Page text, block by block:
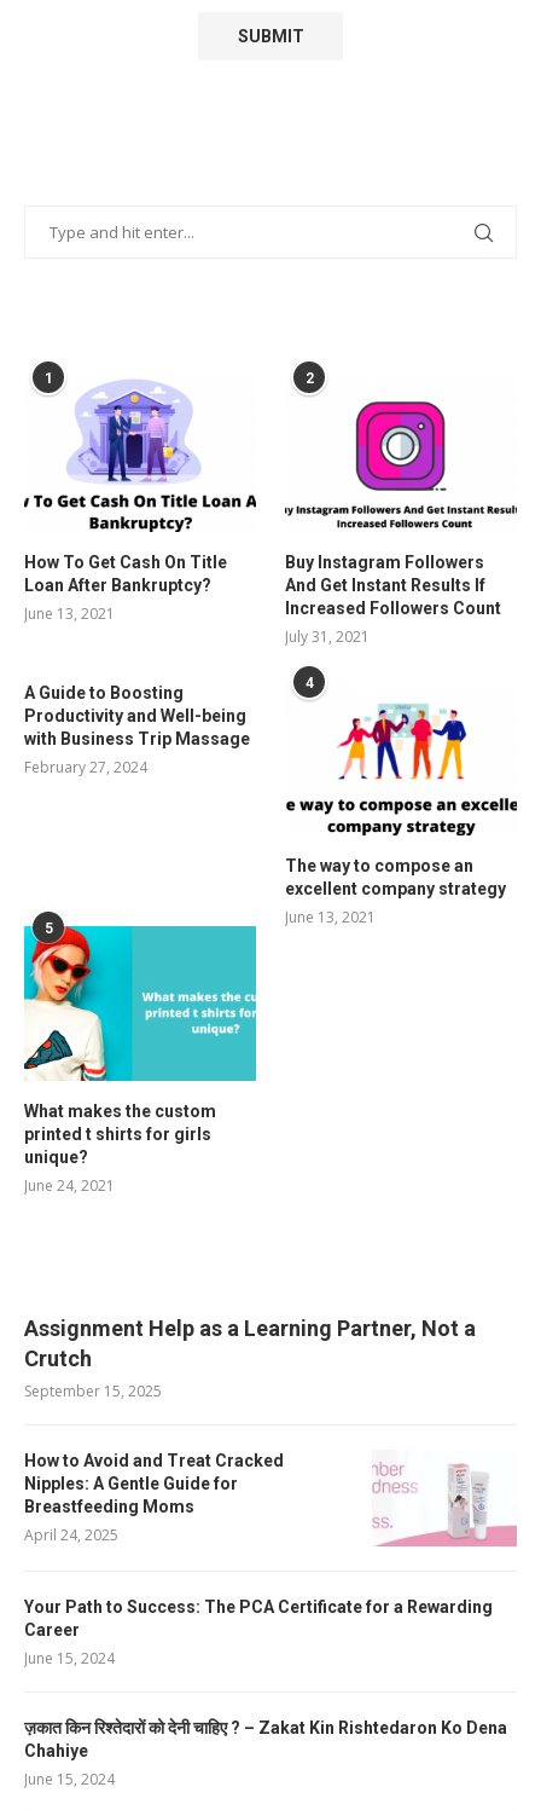
1
How To Get Cash On Title
Loan After Bankruptcy?
June 13, 2021
2
Buy Instagram Followers
And Get Instant Results If
Increased Followers Count
July 31, 2021
A Guide to Boosting
Productivity and Well-being
with Business Trip Massage
February 27, 2024
4
The way to compose an
excellent company strategy
June 13, 2021
5
What makes the custom
printed t shirts for girls
unique?
June 24, 2021
Assignment Help as a Learning Partner, Not a
Crutch
September 15, 2025
How to Avoid and Treat Cracked
Nipples: A Gentle Guide for
Breastfeeding Moms
April 24, 2025
Your Path to Success: The PCA Certificate for a Rewarding
Career
June 15, 2024
ज़कात किन रिश्तेदारों को देनी चाहिए ? – Zakat Kin Rishtedaron Ko Dena
Chahiye
June 15, 2024